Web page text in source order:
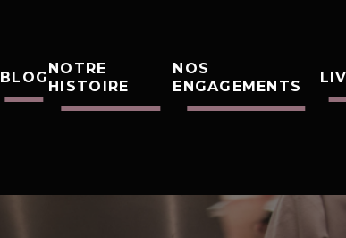
BLOG
NOTRE
HISTOIRE
NOS
ENGAGEMENTS